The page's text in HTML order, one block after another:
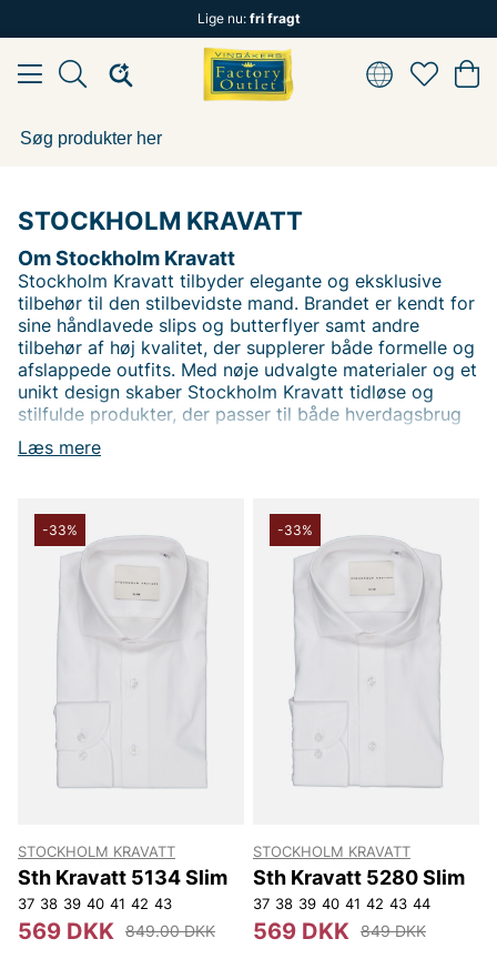
Lige nu: fri fragt
STOCKHOLM KRAVATT
Læs mere
Om Stockholm Kravatt
Stockholm Kravatt tilbyder elegante og eksklusive
tilbehør til den stilbevidste mand. Brandet er kendt for
sine håndlavede slips og butterflyer samt andre
tilbehør af høj kvalitet, der supplerer både formelle og
afslappede outfits. Med nøje udvalgte materialer og et
unikt design skaber Stockholm Kravatt tidløse og
stilfulde produkter, der passer til både hverdagsbrug
og festlige lejligheder.
Hos Vingåkers Factory Outlet kan du finde Stockholm
fra Stockholm Kravatt – perfekt for den, der vil gøre
et statement.
-33%
STOCKHOLM KRAVATT
Sth Kravatt 5134 Slim
37 38 39 40 41 42 43
569 DKK 849.00 DKK
-33%
STOCKHOLM KRAVATT
Sth Kravatt 5280 Slim
37 38 39 40 41 42 43 44
569 DKK 849 DKK